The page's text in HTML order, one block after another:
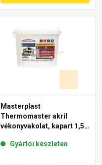
Masterplast
Thermomaster akril
vékonyvakolat, kapart 1,5
Gyártói készleten